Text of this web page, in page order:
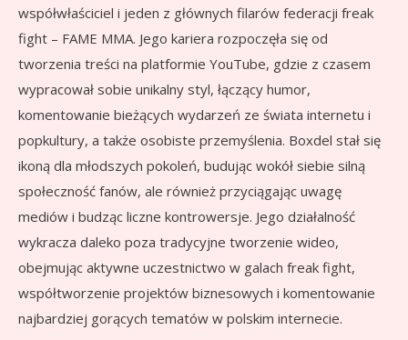
współwłaściciel i jeden z głównych filarów federacji freak
fight – FAME MMA. Jego kariera rozpoczęła się od
tworzenia treści na platformie YouTube, gdzie z czasem
wypracował sobie unikalny styl, łączący humor,
komentowanie bieżących wydarzeń ze świata internetu i
popkultury, a także osobiste przemyślenia. Boxdel stał się
ikoną dla młodszych pokoleń, budując wokół siebie silną
społeczność fanów, ale również przyciągając uwagę
mediów i budząc liczne kontrowersje. Jego działalność
wykracza daleko poza tradycyjne tworzenie wideo,
obejmując aktywne uczestnictwo w galach freak fight,
współtworzenie projektów biznesowych i komentowanie
najbardziej gorących tematów w polskim internecie.